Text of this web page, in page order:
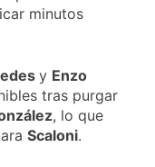
minutos
y Enzo
tras purgar
, lo que
Scaloni.